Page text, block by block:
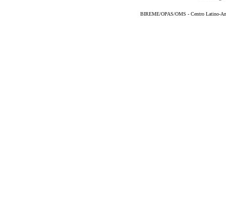
BIREME/OPAS/OMS - Centro Latino-